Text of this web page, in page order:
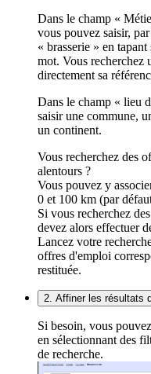
Dans le champ «
vous pouvez saisir,
« brasserie » en
mot. Vous recherchez
directement sa
Dans le champ « lieu
saisir une commune,
un continent.
Vous recherchez des
alentours ?
Vous pouvez y
0 et 100 km (par
Si vous recherchez
devez alors effectuer
Lancez votre
offres d'emploi
restituée.
2. Affiner les résultats
Si besoin, vous
en sélectionnant des
de recherche.